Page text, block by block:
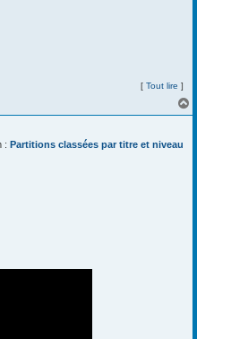
[ Tout lire ]
a
: Partitions classées par titre et niveau